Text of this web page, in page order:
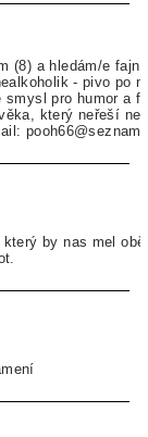
(8) a hledám/e fajn
- pivo po
smysl pro humor a
který neřeší
by nas mel obě